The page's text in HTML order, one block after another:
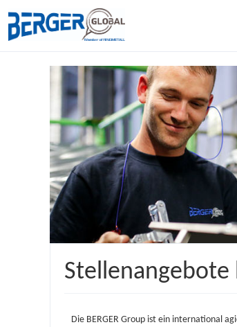
Stellenangebote
Die BERGER Group ist ein international